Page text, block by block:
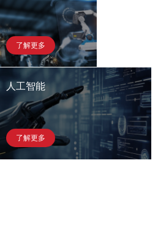
了解更多
人工智能
了解更多